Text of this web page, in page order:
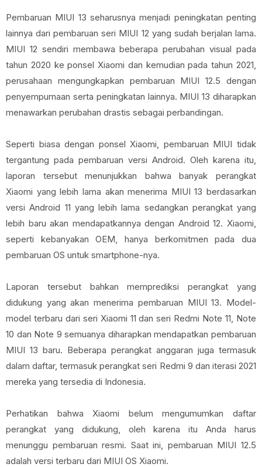
Pembaruan MIUI 13 seharusnya menjadi peningkatan penting
lainnya dari pembaruan seri MIUI 12 yang sudah berjalan lama.
MIUI 12 sendiri membawa beberapa perubahan visual pada
tahun 2020 ke ponsel Xiaomi dan kemudian pada tahun 2021,
perusahaan mengungkapkan pembaruan MIUI 12.5 dengan
penyempurnaan serta peningkatan lainnya. MIUI 13 diharapkan
menawarkan perubahan drastis sebagai perbandingan.
Seperti biasa dengan ponsel Xiaomi, pembaruan MIUI tidak
tergantung pada pembaruan versi Android. Oleh karena itu,
laporan tersebut menunjukkan bahwa banyak perangkat
Xiaomi yang lebih lama akan menerima MIUI 13 berdasarkan
versi Android 11 yang lebih lama sedangkan perangkat yang
lebih baru akan mendapatkannya dengan Android 12. Xiaomi,
seperti kebanyakan OEM, hanya berkomitmen pada dua
pembaruan OS untuk smartphone-nya.
Laporan tersebut bahkan memprediksi perangkat yang
didukung yang akan menerima pembaruan MIUI 13. Model-
model terbaru dari seri Xiaomi 11 dan seri Redmi Note 11, Note
10 dan Note 9 semuanya diharapkan mendapatkan pembaruan
MIUI 13 baru. Beberapa perangkat anggaran juga termasuk
dalam daftar, termasuk perangkat seri Redmi 9 dan iterasi 2021
mereka yang tersedia di Indonesia.
Perhatikan bahwa Xiaomi belum mengumumkan daftar
perangkat yang didukung, oleh karena itu Anda harus
menunggu pembaruan resmi. Saat ini, pembaruan MIUI 12.5
adalah versi terbaru dari MIUI OS Xiaomi.